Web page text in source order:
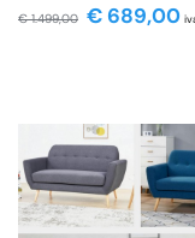
€1.499,00 €689,00